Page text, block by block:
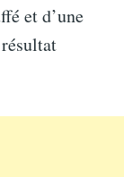
et d’une